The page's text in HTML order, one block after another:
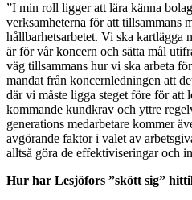
”I min roll ligger att lära känna
verksamheterna för att tillsammans
hållbarhetsarbetet. Vi ska kartlägga
är för vår koncern och sätta mål
väg tillsammans hur vi ska arbeta
mandat från koncernledningen att
där vi måste ligga steget före för att
kommande kundkrav och yttre
generations medarbetare kommer
avgörande faktor i valet av
alltså göra de effektiviseringar och
Hur har Lesjöfors ”skött sig”